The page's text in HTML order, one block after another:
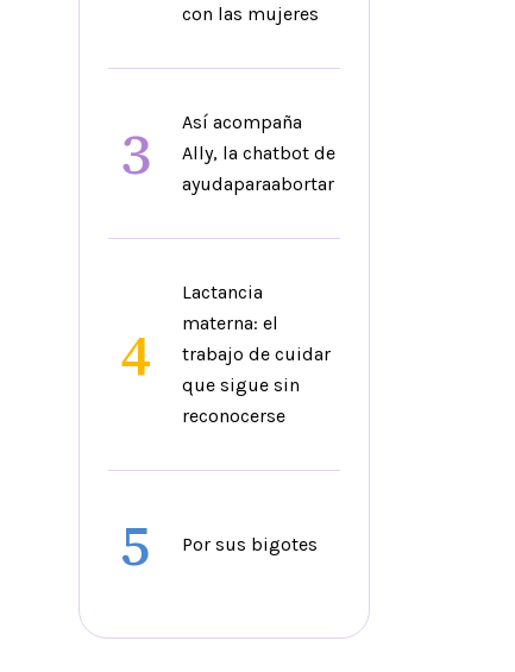
con las mujeres
3
Así acompaña
Ally, la chatbot de
ayudaparaabortar
4
Lactancia
materna: el
trabajo de cuidar
que sigue sin
reconocerse
5 Por sus bigotes